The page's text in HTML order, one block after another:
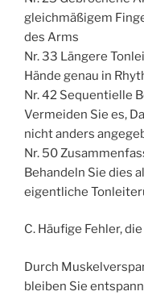
gleichmäßigem
des Arms
Nr. 33 Längere
Hände genau in
Nr. 42 Sequentielle
Vermeiden Sie es,
nicht anders
Nr. 50
Behandeln Sie dies
eigentliche
C. Häufige Fehler,
Durch
bleiben Sie